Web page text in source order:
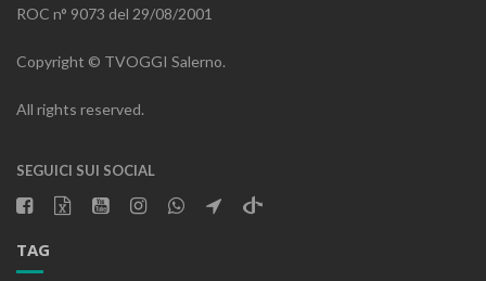
ROC n° 9073 del 29/08/2001
Copyright © TVOGGI Salerno.
All rights reserved.
SEGUICI SUI SOCIAL
TAG